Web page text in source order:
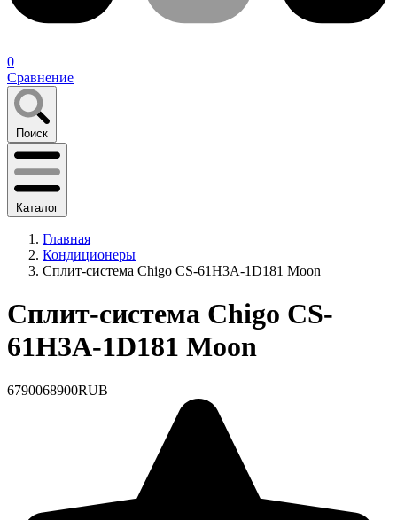
0
Сравнение
Поиск
Каталог
Главная
Кондиционеры
Сплит-система Chigo CS-61H3A-1D181 Moon
Сплит-система Chigo CS-
61H3A-1D181 Moon
6790068900RUB